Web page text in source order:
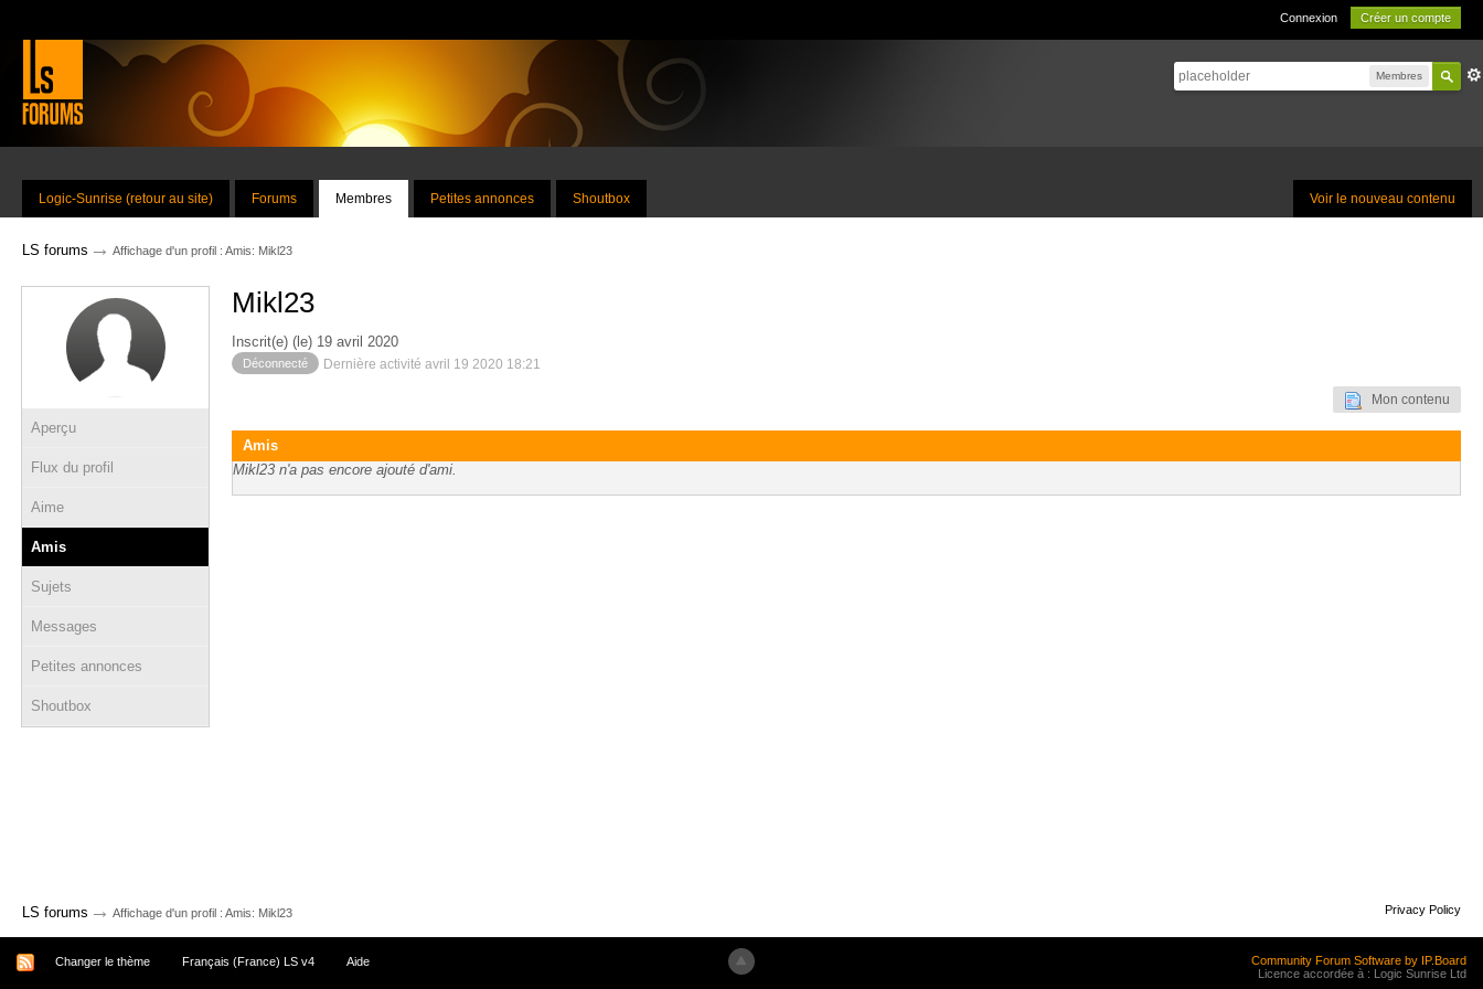
Connexion Créer un compte
Membres
Voir le nouveau contenu
Logic-Sunrise (retour au site) Forums Membres Petites annonces Shoutbox
LS forums → Affichage d'un profil : Amis: Mikl23
Aperçu
Flux du profil
Aime
Amis
Sujets
Messages
Petites annonces
Shoutbox
Mikl23
Inscrit(e) (le) 19 avril 2020
Déconnecté Dernière activité avril 19 2020 18:21
Mon contenu
Amis
Mikl23 n'a pas encore ajouté d'ami.
LS forums → Affichage d'un profil : Amis: Mikl23 Privacy Policy
Changer le thème Français (France) LS v4 Aide
Community Forum Software by IP.Board
Licence accordée à : Logic Sunrise Ltd